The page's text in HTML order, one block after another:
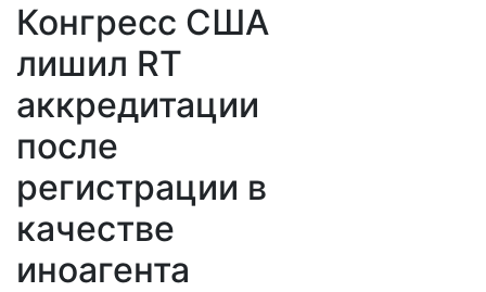
Конгресс США
лишил RT
аккредитации
после
регистрации в
качестве
иноагента